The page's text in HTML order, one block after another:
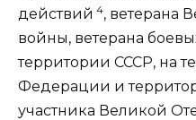
действий 4, ветерана
войны, ветерана
территории СССР, на
Федерации и
участника Великой